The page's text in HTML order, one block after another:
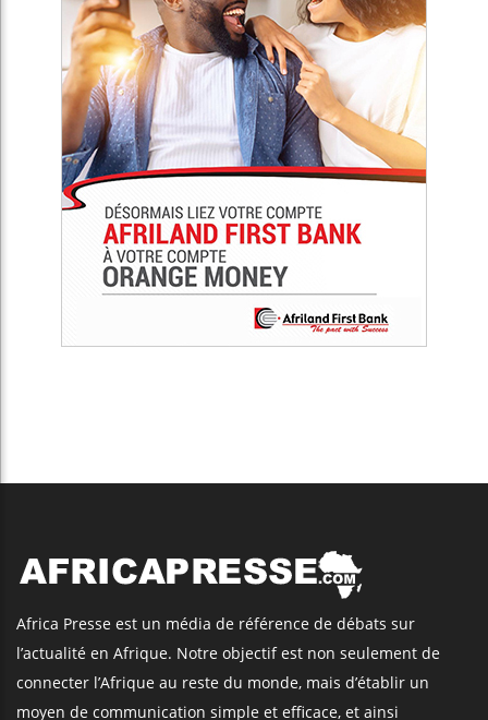
Africa Presse est un média de référence de débats sur
l’actualité en Afrique. Notre objectif est non seulement de
connecter l’Afrique au reste du monde, mais d’établir un
moyen de communication simple et efficace, et ainsi